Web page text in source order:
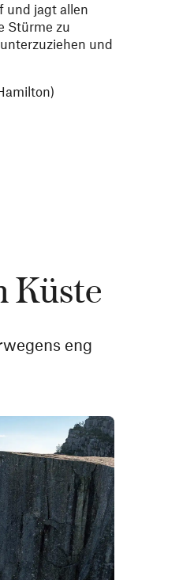
und jagt allen
Stürme zu
und
Küste
eng